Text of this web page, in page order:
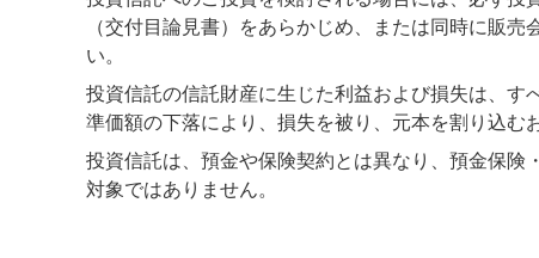
（交付目論見書）をあらかじめ、または同時に販
い。
投資信託の信託財産に生じた利益および損失は、
準価額の下落により、損失を被り、元本を割り込む
投資信託は、預金や保険契約とは異なり、預金保
対象ではありません。